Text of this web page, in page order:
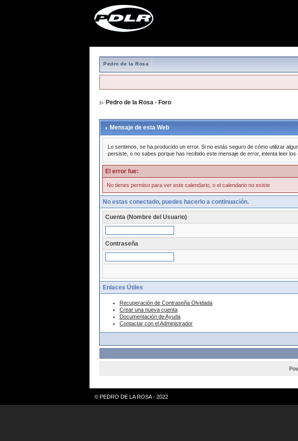
Pedro de la Rosa
Pedro de la Rosa - Foro
Mensaje de esta Web
Lo sentimos, se ha producido un error. Si no estás seguro de cómo utilizar
persiste, o no sabes porque has recibido este mensaje de error, intenta leer
El error fue:
No tienes permiso para ver este calendario, o el calendario no existe
No estas conectado, puedes hacerlo a continuación.
Cuenta (Nombre del Usuario)
Contraseña
Enlaces Útiles
Recuperación de Contraseña Olvidada
Crear una nueva cuenta
Documentación de Ayuda
Contactar con el Administrador
© PEDRO DE LA ROSA - 2022